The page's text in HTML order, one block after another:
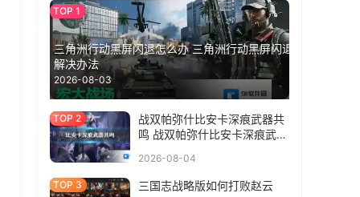
三角洲行动黑屏闪退怎么办 三角洲行动黑屏闪退
解决办法
2026-08-03
战双帕弥什比安卡深痕武器共
鸣 战双帕弥什比安卡深痕武器
2026-08-04
三国志战略版如何打败赵云